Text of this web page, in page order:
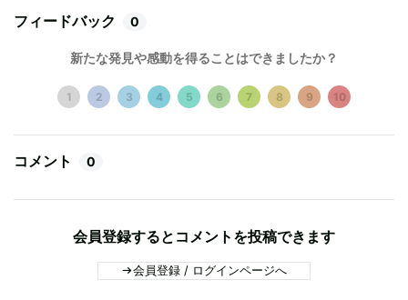
フィードバック 0
新たな発見や感動を得ることはできましたか？
1 2 3 4 5 6 7 8 9 10
コメント 0
会員登録するとコメントを投稿できます
会員登録 / ログインページへ